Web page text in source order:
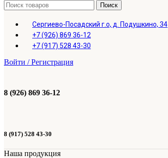
Поиск
Сергиево-Посадский г.о, д. Подушкино, 34
+7 (926) 869 36-12
+7 (917) 528 43-30
Войти / Регистрация
8 (926) 869 36-12
8 (917) 528 43-30
Наша продукция